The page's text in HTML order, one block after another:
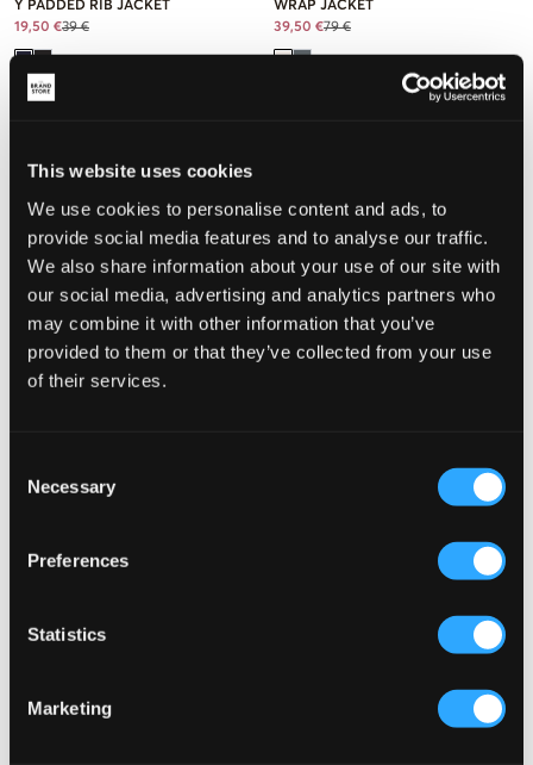
This website uses cookies
We use cookies to personalise content and ads, to
provide social media features and to analyse our traffic.
We also share information about your use of our site with
our social media, advertising and analytics partners who
may combine it with other information that you’ve
provided to them or that they’ve collected from your use
of their services.
Selection
Necessary
Preferences
Statistics
Marketing
Y PADDED RIB JACKET
19,50 €39 €
WRAP JACKET
39,50 €79 €
VERKOOP
GIRLS DOWN JKT
STHLM FUR COLLAR JACKET